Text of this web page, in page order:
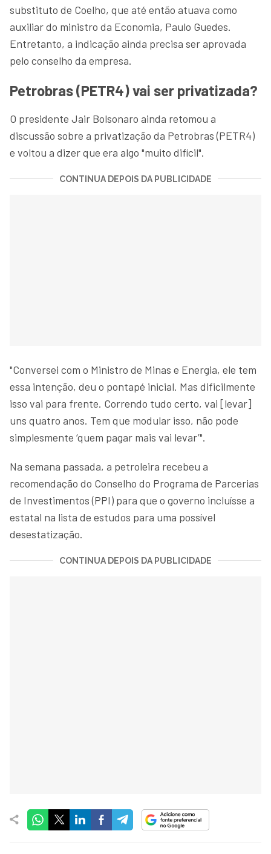
substituto de Coelho, que até então atuava como
auxiliar do ministro da Economia, Paulo Guedes.
Entretanto, a indicação ainda precisa ser aprovada
pelo conselho da empresa.
Petrobras (PETR4) vai ser privatizada?
O presidente Jair Bolsonaro ainda retomou a
discussão sobre a privatização da Petrobras (PETR4)
e voltou a dizer que era algo "muito difícil".
CONTINUA DEPOIS DA PUBLICIDADE
"Conversei com o Ministro de Minas e Energia, ele tem
essa intenção, deu o pontapé inicial. Mas dificilmente
isso vai para frente. Correndo tudo certo, vai [levar]
uns quatro anos. Tem que modular isso, não pode
simplesmente ‘quem pagar mais vai levar’".
Na semana passada, a petroleira recebeu a
recomendação do Conselho do Programa de Parcerias
de Investimentos (PPI) para que o governo incluísse a
estatal na lista de estudos para uma possível
desestatização.
CONTINUA DEPOIS DA PUBLICIDADE